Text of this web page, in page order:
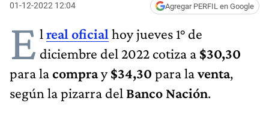
01-12-2022 12:04 Agregar PERFIL en Google
E l real oficial hoy jueves 1° de
diciembre del 2022 cotiza a $30,30
para lacompray$34,30 para laventa,
según la pizarra del Banco Nación.